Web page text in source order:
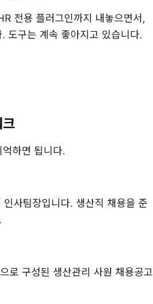
전용 플러그인까지 내놓으면서,
도구는 계속 좋아지고 있습니다.
하면 됩니다.
사팀장입니다. 생산직 채용을 준
로 구성된 생산관리 사원 채용공고